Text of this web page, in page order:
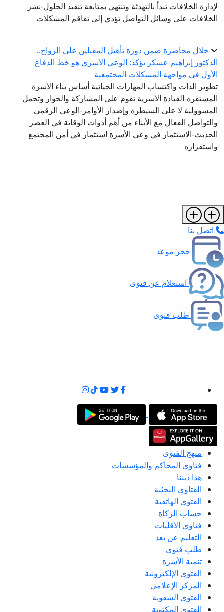
لإدارة الخلافات تبدأ بالتهدئة وتنتهي بمتابعة تنفيذ الحلول-نشر
الخلافات على وسائل التواصل تؤدي إلى تفاقم المشكلات
خلال محاضرة ضمن دورة تأهيل المقبلين على الزواج..
الدكتور إبراهيم عسكر يؤكد: الوعي الأسري هو خط الدفاع
الأول في مواجهة المشكلات المجتمعية
تطوير الذات واكتساب المهارات الحياتية أساس بناء الأسرة
المستقرة-القيادة الأسرية تقوم على المشاركة والحوار وتحمل
المسؤولية لا على السيطرة وإصدار الأوامر-الوعي الرقمي
والتواصل الفعال مع الأبناء من أهم أدوات الوقاية في العصر
الحديث-الاستثمار في وعي الأسرة استثمار في أمن المجتمع
واستقراره
اتصل بنا
حجز موعد
استعلام عن فتوى
طلب فتوى
منهج الفتوى
فتاوى المحاكم والمؤسسات
هذا ديننا
الفتاوى البحثية
الفتوى الهاتفية
حساب الزكاة
فتاوى الأقليات
التعليم عن بعد
طلب فتوى
تنمية الأسرة
الفتوى الإلكترونية
المركز الإعلامى
الفتوى الشفوية
الفتوى المكتوبة